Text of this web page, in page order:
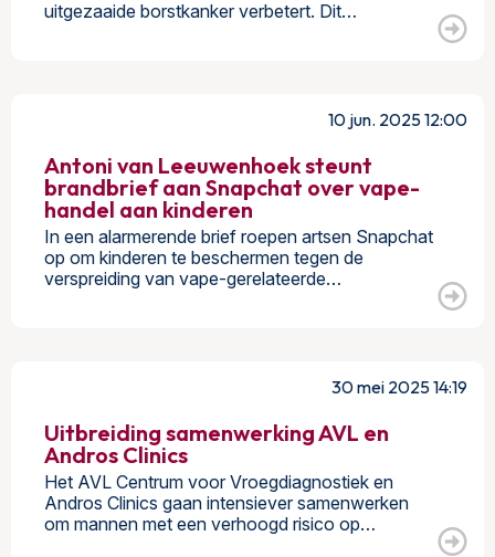
uitgezaaide borstkanker verbetert. Dit…
10 jun. 2025 12:00
Antoni van Leeuwenhoek steunt
brandbrief aan Snapchat over vape-
handel aan kinderen
In een alarmerende brief roepen artsen Snapchat
op om kinderen te beschermen tegen de
verspreiding van vape-gerelateerde…
30 mei 2025 14:19
Uitbreiding samenwerking AVL en
Andros Clinics
Het AVL Centrum voor Vroegdiagnostiek en
Andros Clinics gaan intensiever samenwerken
om mannen met een verhoogd risico op…